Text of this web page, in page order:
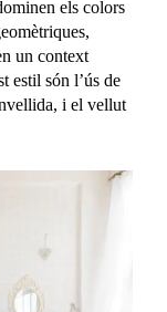
els colors
un context
estil són l’ús de
i el vellut